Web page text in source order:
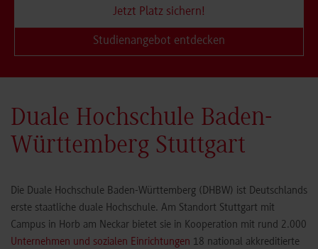
Jetzt Platz sichern!
Studienangebot entdecken
Duale Hochschule Baden-
Württemberg Stuttgart
Die Duale Hochschule Baden-Württemberg (DHBW) ist Deutschlands
erste staatliche duale Hochschule. Am Standort Stuttgart mit
Campus in Horb am Neckar bietet sie in Kooperation mit rund 2.000
Unternehmen und sozialen Einrichtungen 18 national akkreditierte